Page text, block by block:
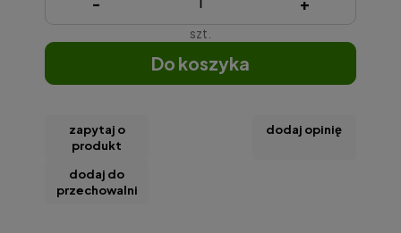
szt.
do koszyka
zapytaj o
produkt
dodaj opinię
dodaj do
przechowalni